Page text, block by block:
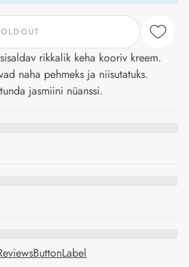
rikkalik keha kooriv kreem.
naha pehmeks ja niisutatuks.
jasmiini nüanssi.